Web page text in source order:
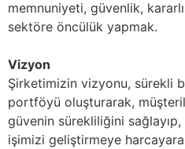
memnuniyeti, güvenlik,
sektöre öncülük yapmak.
Vizyon
Şirketimizin vizyonu, sürekli
portföyü oluşturarak,
güvenin sürekliliğini sağlayıp,
işimizi geliştirmeye